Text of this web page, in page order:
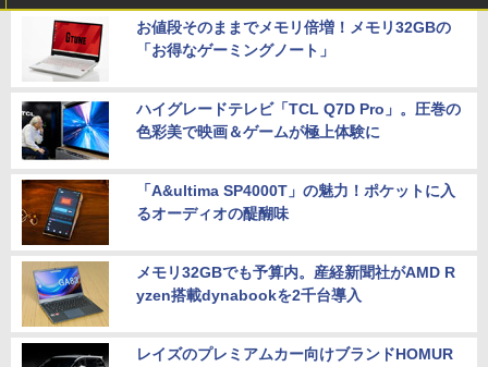
お値段そのままでメモリ倍増！メモリ32GBの
「お得なゲーミングノート」
ハイグレードテレビ「TCL Q7D Pro」。圧巻の
色彩美で映画＆ゲームが極上体験に
「A&ultima SP4000T」の魅力！ポケットに入
るオーディオの醍醐味
メモリ32GBでも予算内。産経新聞社がAMD R
yzen搭載dynabookを2千台導入
レイズのプレミアムカー向けブランドHOMUR